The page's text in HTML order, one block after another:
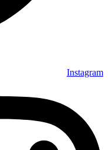
Instagram